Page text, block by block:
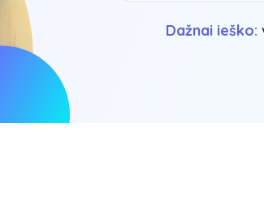
Dažnai ieško: